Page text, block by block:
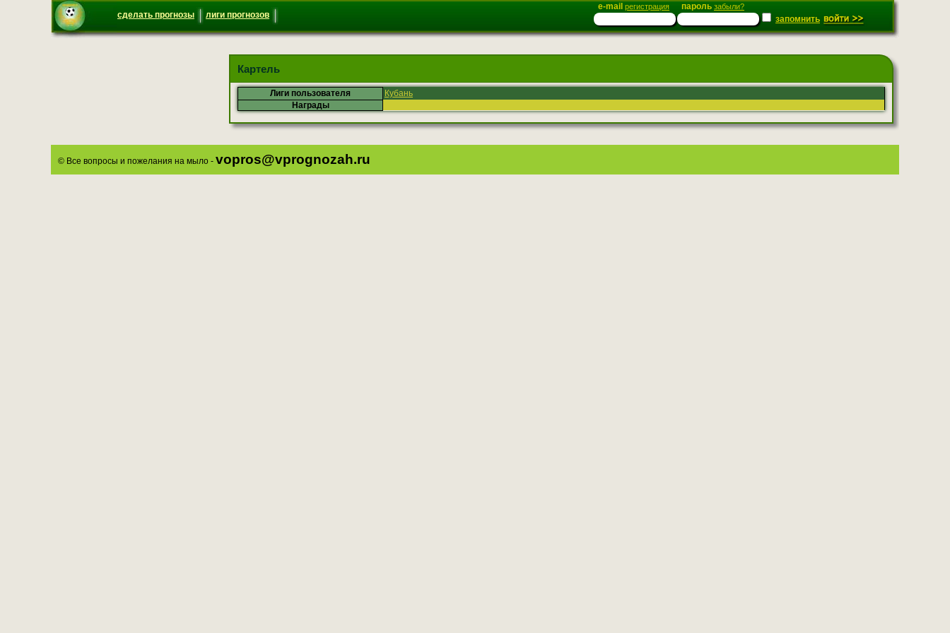
сделать прогнозы лиги прогнозов
e-mail регистрация пароль забыли?
запомнить
Картель
Лиги пользователя
Кубань
Награды
© Все вопросы и пожелания на мыло - vopros@vprognozah.ru